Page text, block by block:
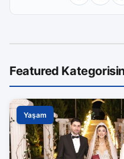
Featured
Yaşam